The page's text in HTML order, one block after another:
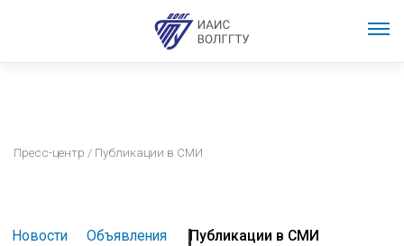
Пресс-центр / Публикации в СМИ
Новости Объявления
Публикации в СМИ